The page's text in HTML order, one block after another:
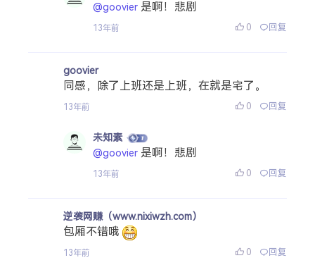
@goovier 是啊！悲剧
13年前 0 回复
goovier
同感，除了上班还是上班，在就是宅了。
13年前 0 回复
未知素
@goovier 是啊！悲剧
13年前 0 回复
逆袭网赚（www.nixiwzh.com）
包厢不错哦
13年前 0 回复